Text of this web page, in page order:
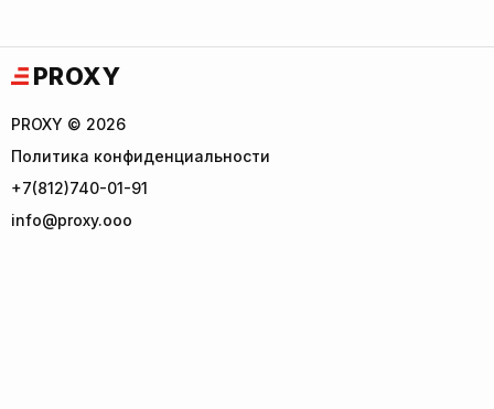
PROXY
PROXY © 2026
Политика конфиденциальности
+7(812)740-01-91
info@proxy.ooo